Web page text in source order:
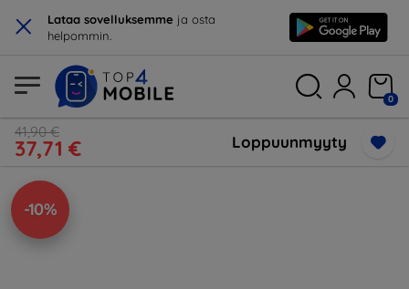
× Lataa sovelluksemme ja osta
helpommin.
0
41,90 €
37,71 € Loppuunmyyty
-10%